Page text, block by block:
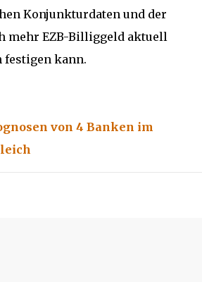
Konjunkturdaten und der
mehr EZB-Billiggeld aktuell
festigen kann.
von 4 Banken im